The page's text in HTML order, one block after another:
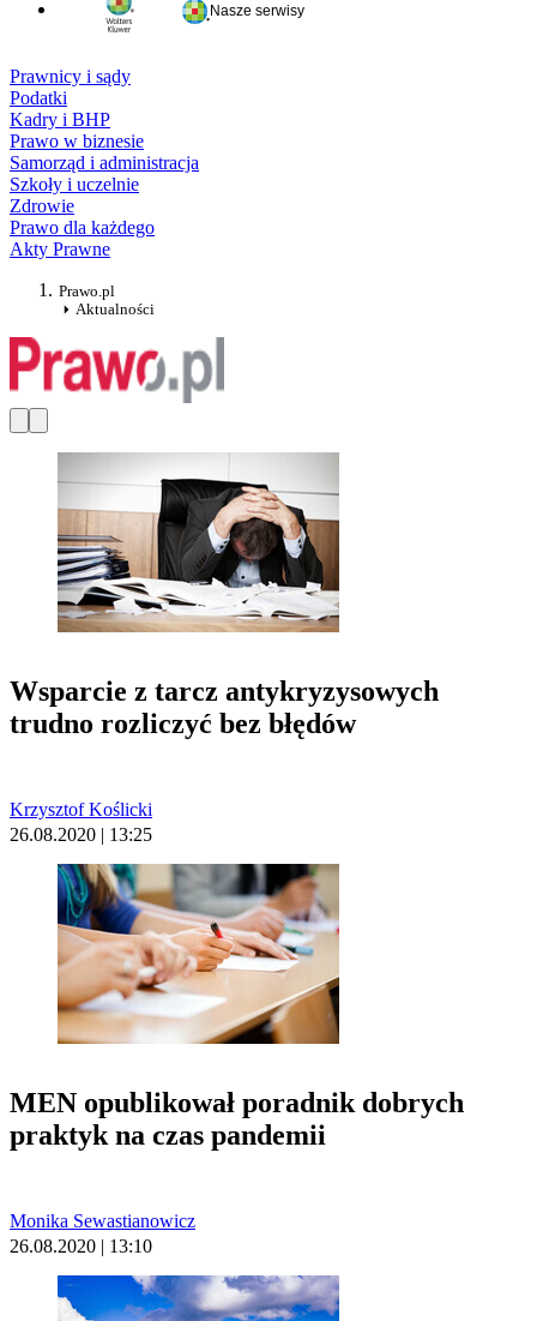
Nasze serwisy
Prawnicy i sądy
Podatki
Kadry i BHP
Prawo w biznesie
Samorząd i administracja
Szkoły i uczelnie
Zdrowie
Prawo dla każdego
Akty Prawne
Prawo.pl
Aktualności
Wsparcie z tarcz antykryzysowych
trudno rozliczyć bez błędów
Krzysztof Koślicki
26.08.2020 | 13:25
MEN opublikował poradnik dobrych
praktyk na czas pandemii
Monika Sewastianowicz
26.08.2020 | 13:10